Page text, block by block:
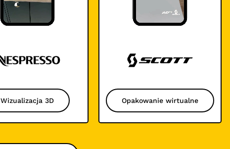
Wizualizacja 3D Opakowanie wirtualne